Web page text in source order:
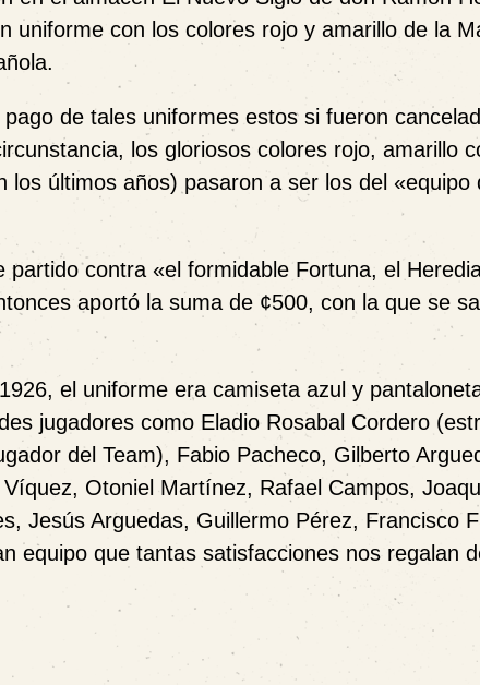
uniforme con los colores rojo y amarillo de la
de tales uniformes estos si fueron
los gloriosos colores rojo, amarillo
los últimos años) pasaron a ser los del «equipo
contra «el formidable Fortuna, el
aportó la suma de ¢500, con la que se
el uniforme era camiseta azul y
jugadores como Eladio Rosabal Cordero
del Team), Fabio Pacheco, Gilberto
Otoniel Martínez, Rafael Campos,
Jesús Arguedas, Guillermo Pérez, Francisco
equipo que tantas satisfacciones nos regalan